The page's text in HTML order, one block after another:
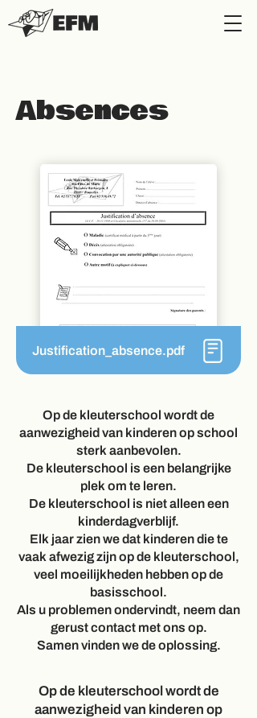
Absences
Justification_absence.pdf
Op de kleuterschool wordt de
aanwezigheid van kinderen op school
sterk aanbevolen.
De kleuterschool is een belangrijke
plek om te leren.
De kleuterschool is niet alleen een
kinderdagverblijf.
Elk jaar zien we dat kinderen die te
vaak afwezig zijn op de kleuterschool,
veel moeilijkheden hebben op de
basisschool.
Als u problemen ondervindt, neem dan
gerust contact met ons op.
Samen vinden we de oplossing.
Op de kleuterschoolwordt de
aanwezigheid van kinderen op